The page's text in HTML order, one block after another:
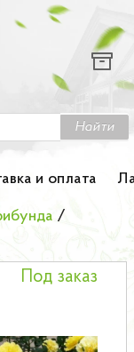
Найти
и оплата
/
Под заказ